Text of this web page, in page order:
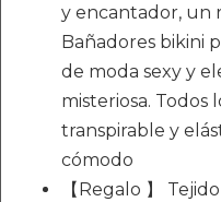
y encantador, un
Bañadores bikini
de moda sexy y
misteriosa. Todos
transpirable y
cómodo
【Regalo 】